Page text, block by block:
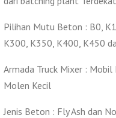
Pilihan Mutu Beton : B0,
K300, K350, K400, K450
Armada Truck Mixer :
Molen Kecil
Jenis Beton : Fly Ash dan